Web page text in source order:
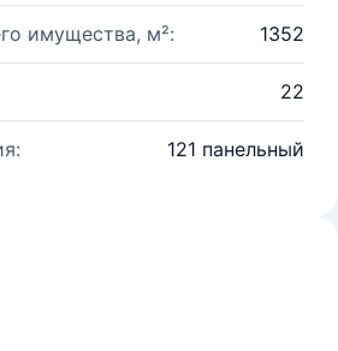
имущества, м²: 1352
22
121 панельный